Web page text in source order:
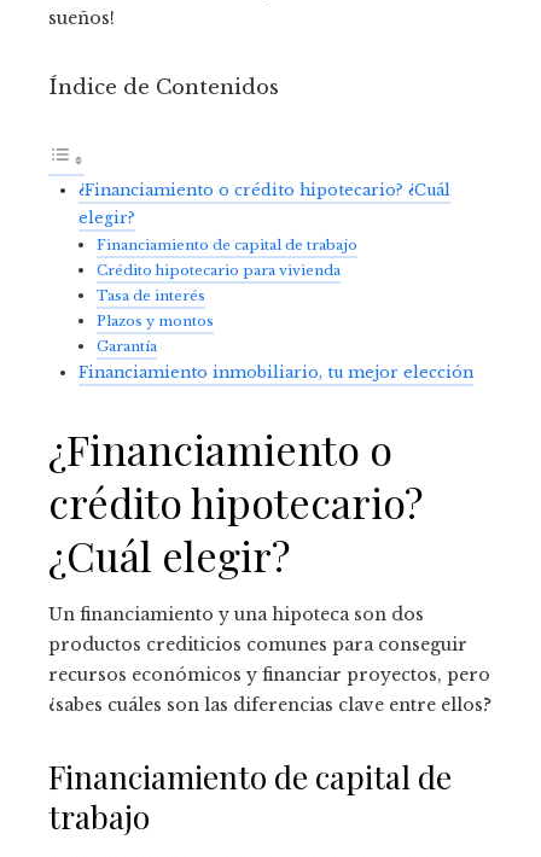
sueños!
Índice de Contenidos
¿Financiamiento o crédito hipotecario? ¿Cuál
elegir?
Financiamiento de capital de trabajo
Crédito hipotecario para vivienda
Tasa de interés
Plazos y montos
Garantía
Financiamiento inmobiliario, tu mejor elección
¿Financiamiento o
crédito hipotecario?
¿Cuál elegir?
Un financiamiento y una hipoteca son dos
productos crediticios comunes para conseguir
recursos económicos y financiar proyectos, pero
¿sabes cuáles son las diferencias clave entre ellos?
Financiamiento de capital de
trabajo